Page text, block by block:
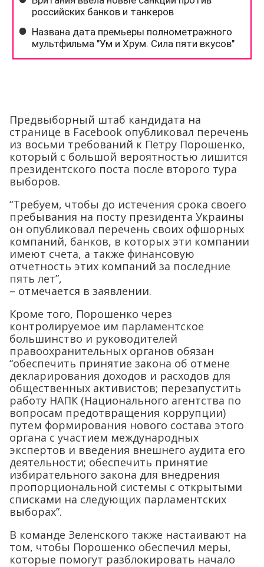
Предвыборный штаб кандидата на
странице в Facebook опубликовал перечень
из восьми требований к Петру Порошенко,
который с большой вероятностью лишится
президентского поста после второго тура
выборов.
“Требуем, чтобы до истечения срока своего
пребывания на посту президента Украины
он опубликовал перечень своих офшорных
компаний, банков, в которых эти компании
имеют счета, а также финансовую
отчетность этих компаний за последние
пять лет”,
– отмечается в заявлении.
Кроме того, Порошенко через
контролируемое им парламентское
большинство и руководителей
правоохранительных органов обязан
“обеспечить принятие закона об отмене
декларирования доходов и расходов для
общественных активистов; перезапустить
работу НАПК (Национального агентства по
вопросам предотвращения коррупции)
путем формирования нового состава этого
органа с участием международных
экспертов и введения внешнего аудита его
деятельности; обеспечить принятие
избирательного закона для внедрения
пропорциональной системы с открытыми
списками на следующих парламентских
выборах”.
В команде Зеленского также настаивают на
том, чтобы Порошенко обеспечил меры,
которые помогут разблокировать начало